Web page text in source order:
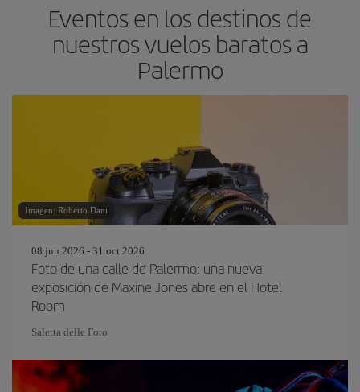
Eventos en los destinos de
nuestros vuelos baratos a
Palermo
Imagen: Roberto Dani
08 jun 2026 - 31 oct 2026
Foto de una calle de Palermo: una nueva
exposición de Maxine Jones abre en el Hotel
Room
Saletta delle Foto